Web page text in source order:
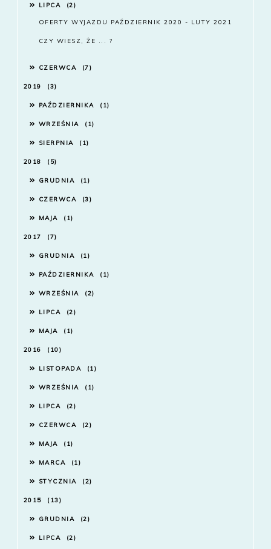
LIPCA 2
OFERTY WYJAZDU PAŹDZIERNIK 2020 - LUTY 2021
CZY WIESZ, ŻE ... ?
CZERWCA 7
2019 3
PAŹDZIERNIKA 1
WRZEŚNIA 1
SIERPNIA 1
2018 5
GRUDNIA 1
CZERWCA 3
MAJA 1
2017 7
GRUDNIA 1
PAŹDZIERNIKA 1
WRZEŚNIA 2
LIPCA 2
MAJA 1
2016 10
LISTOPADA 1
WRZEŚNIA 1
LIPCA 2
CZERWCA 2
MAJA 1
MARCA 1
STYCZNIA 2
2015 13
GRUDNIA 2
LIPCA 2